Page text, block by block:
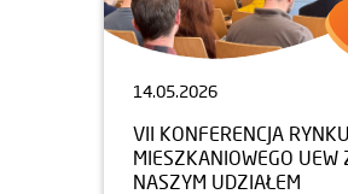
14.05.2026
VII KONFERENCJA RYNKU
MIESZKANIOWEGO UEW
NASZYM UDZIAŁEM